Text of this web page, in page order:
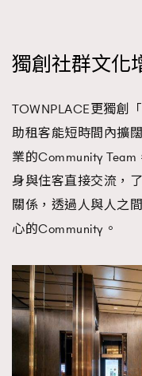
獨創社群文化
TOWNPLACE更獨創
助租客能短時間內擴
業的Community
身與住客直接交流，
關係，透過人與人之
心的Community。